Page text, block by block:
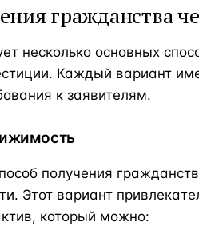
гражданства
несколько основных
Каждый вариант
к заявителям.
получения
Этот вариант
который можно: